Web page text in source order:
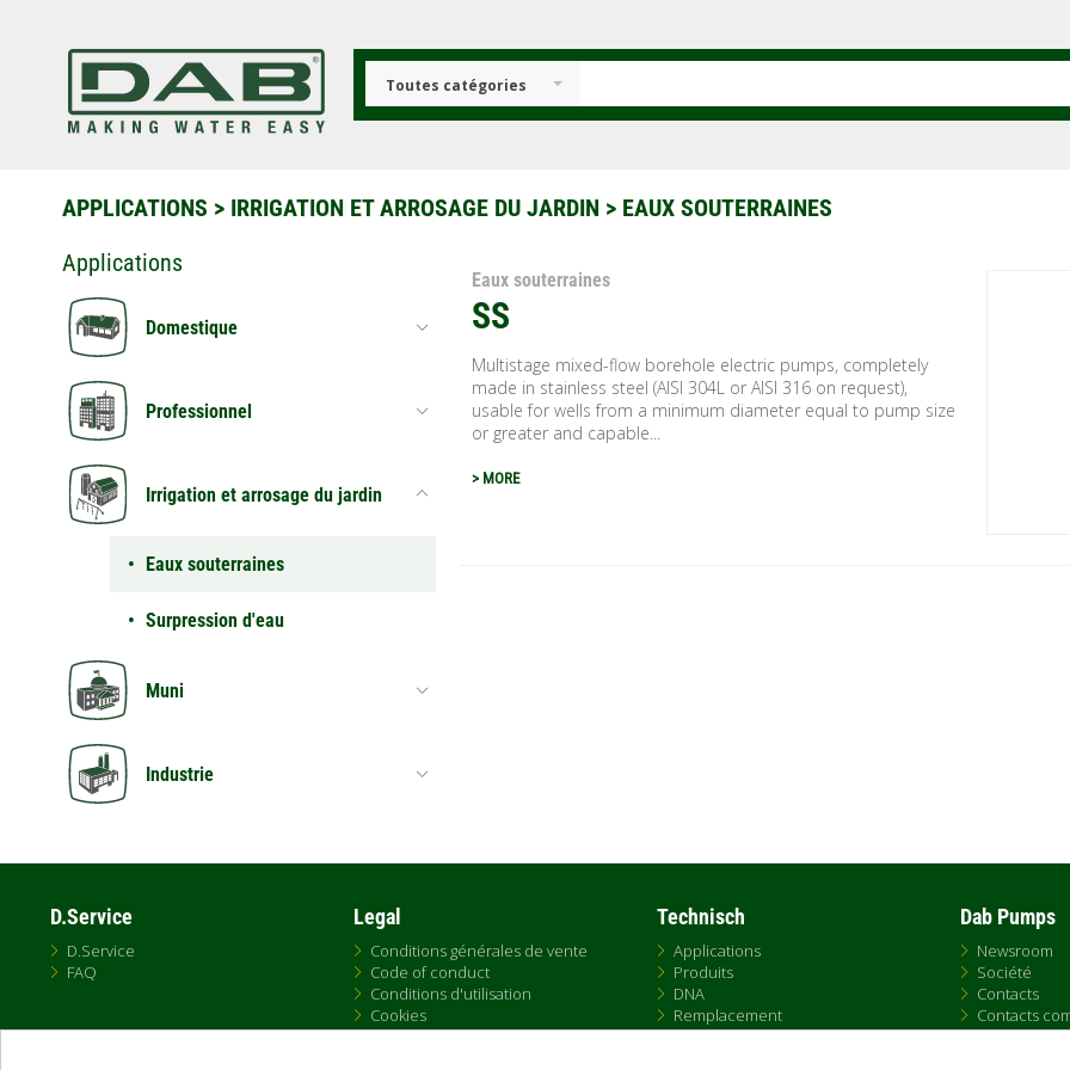
Toutes catégories
APPLICATIONS > IRRIGATION ET ARROSAGE DU JARDIN > EAUX SOUTERRAINES
Applications
Domestique
Professionnel
Irrigation et arrosage du jardin
Eaux souterraines
Surpression d'eau
Muni
Industrie
Eaux souterraines
SS
Multistage mixed-flow borehole electric pumps, completely
made in stainless steel (AISI 304L or AISI 316 on request),
usable for wells from a minimum diameter equal to pump size
or greater and capable...
> MORE
D.Service
D.Service
FAQ
Legal
Conditions générales de vente
Code of conduct
Conditions d'utilisation
Cookies
Online Sales Policy
Technisch
Applications
Produits
DNA
Remplacement
BIM
Dab Pumps
Newsroom
Société
Contacts
Contacts
Contact